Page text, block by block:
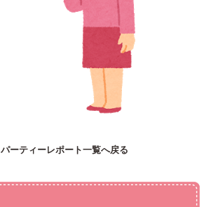
パーティーレポート一覧へ戻る